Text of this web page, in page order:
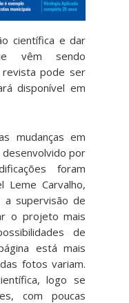
científica e dar
vêm sendo
revista pode ser
disponível em
mudanças em
por
foram
Leme Carvalho,
supervisão de
o projeto mais
de
está mais
fotos variam.
logo se
com poucas